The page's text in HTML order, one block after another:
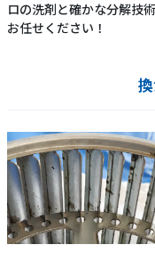
ロの洗剤と確かな分解技
お任せください！